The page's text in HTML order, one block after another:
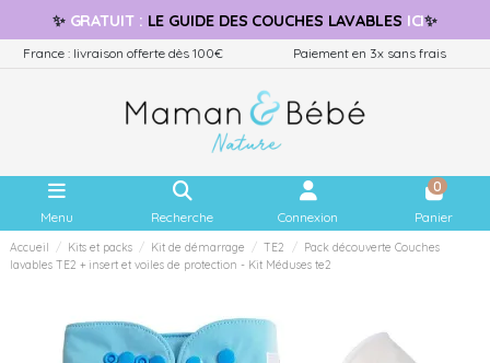
✨ GRATUIT: LE GUIDE DES COUCHES LAVABLES ICI✨
France : livraison offerte dès 100€ Paiement en 3x sans frais
Menu Recherche Connexion
0
Panier
Accueil Kits et packs Kit de démarrage TE2
Pack découverte Couches
lavables TE2 + insert et voiles de protection - Kit Méduses te2